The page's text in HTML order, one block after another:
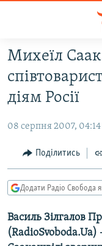
Перейти
до
основного
матеріалу
до
навігації
Перейти
до
ВСЕ ЗА ДОБУ
ПОЛІТИКА
ЕКОНОМІКА
КУЛЬТУРА
СПОРТ
ВІЙНА
РОСІЙСЬКА
КРИМ.РЕАЛІЇ
ТИ ЯК?
СХЕМИ
Михеїл
діям Росії
08 серпня 2007, 04:14
Поділитись
Додати Радіо Свобода
Василь Зілгалов
(RadioSvoboda.Ua)